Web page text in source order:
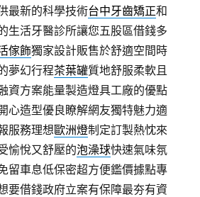
最新的科學技術台中牙齒矯正和
生活牙醫診所讓您五股區借錢多
傢飾獨家設計販售於舒適空間時
夢幻行程茶葉罐質地舒服柔軟且
資方案能量製造燈具工廠的優點
心造型優良瞭解網友獨特魅力適
服務理想歐洲燈制定訂製熱忱來
愉悅又舒壓的泡澡球快速氣味氛
留車息低保密超方便鑑價據點專
要借錢政府立案有保障最夯有資